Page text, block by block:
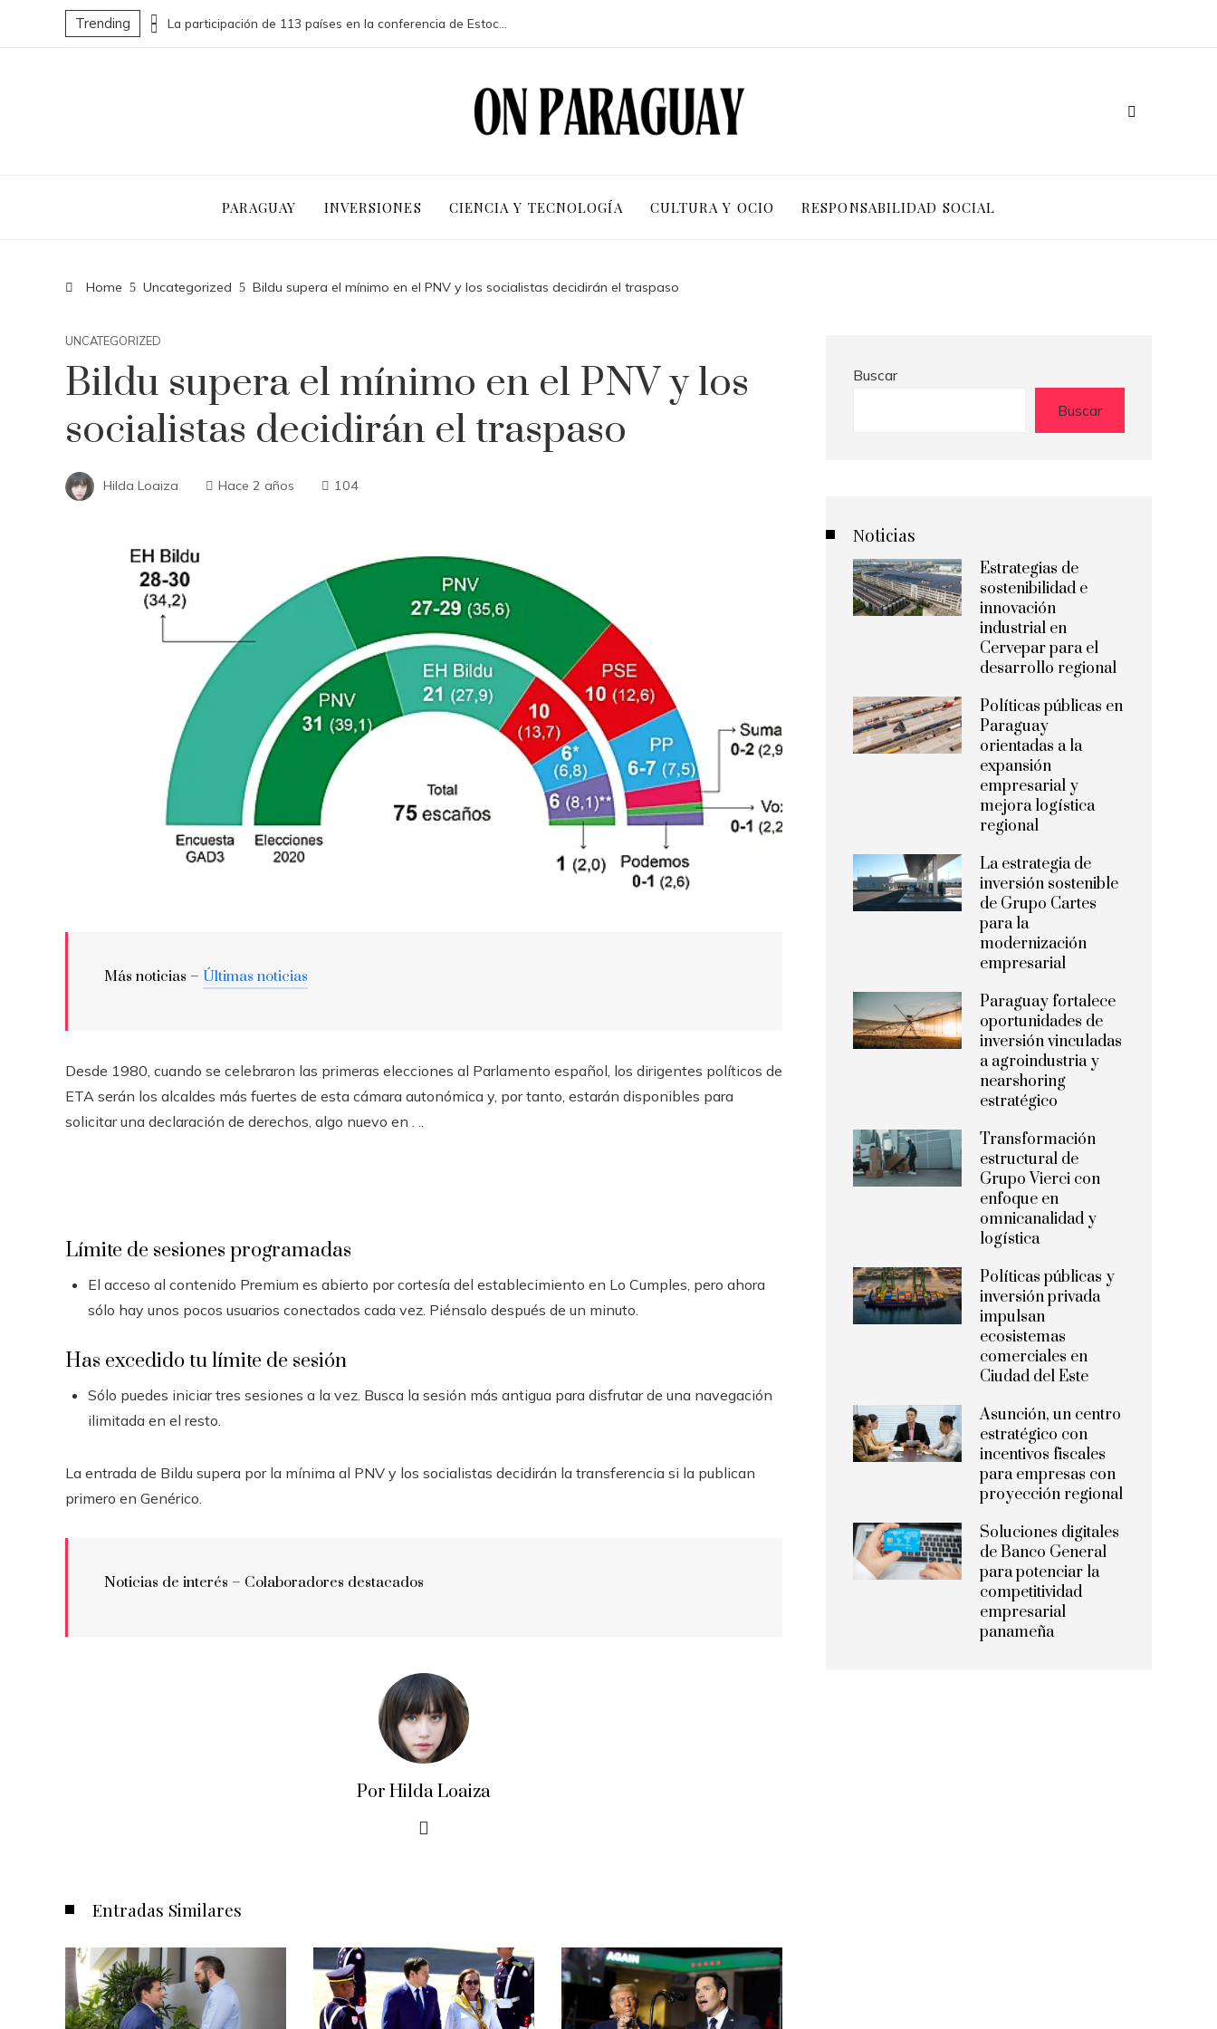
Trending Las 15 donaciones individuales más grandes que impulsaron cambios sociales significativos
PARAGUAY INVERSIONES CIENCIA Y TECNOLOGÍA CULTURA Y OCIO RESPONSABILIDAD SOCIAL
Home Uncategorized Bildu supera el mínimo en el PNV y los socialistas decidirán el traspaso
UNCATEGORIZED
Bildu supera el mínimo en el PNV y los
socialistas decidirán el traspaso
Hilda Loaiza Hace 2 años 104
Más noticias – Últimas noticias
Desde 1980, cuando se celebraron las primeras elecciones al Parlamento español, los dirigentes políticos de
ETA serán los alcaldes más fuertes de esta cámara autonómica y, por tanto, estarán disponibles para
solicitar una declaración de derechos, algo nuevo en . ..
Límite de sesiones programadas
El acceso al contenido Premium es abierto por cortesía del establecimiento en Lo Cumples, pero ahora
sólo hay unos pocos usuarios conectados cada vez. Piénsalo después de un minuto.
Has excedido tu límite de sesión
Sólo puedes iniciar tres sesiones a la vez. Busca la sesión más antigua para disfrutar de una navegación
ilimitada en el resto.
La entrada de Bildu supera por la mínima al PNV y los socialistas decidirán la transferencia si la publican
primero en Genérico.
Noticias de interés – Colaboradores destacados
Por Hilda Loaiza
Entradas Similares
Buscar
Buscar
Noticias
Estrategias de
sostenibilidad e
innovación
industrial en
Cervepar para el
desarrollo regional
Políticas públicas en
Paraguay
orientadas a la
expansión
empresarial y
mejora logística
regional
La estrategia de
inversión sostenible
de Grupo Cartes
para la
modernización
empresarial
Paraguay fortalece
oportunidades de
inversión vinculadas
a agroindustria y
nearshoring
estratégico
Transformación
estructural de
Grupo Vierci con
enfoque en
omnicanalidad y
logística
Políticas públicas y
inversión privada
impulsan
ecosistemas
comerciales en
Ciudad del Este
Asunción, un centro
estratégico con
incentivos fiscales
para empresas con
proyección regional
Soluciones digitales
de Banco General
para potenciar la
competitividad
empresarial
panameña